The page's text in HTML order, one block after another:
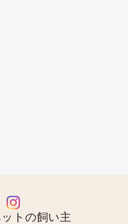
トの飼い主